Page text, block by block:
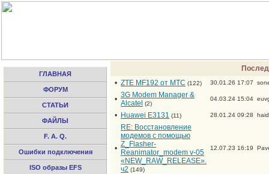
ГЛАВНАЯ
ФОРУМ
СТАТЬИ
ФАЙЛЫ
F. A. Q.
Ошибки подключения
ISO образы EFS
• ZTE MF192 от МТС (122) 30.01.26 17:07
• 3G Modem Manager &
Alcatel
(2)
04.03.24 15:04
• Huawei E3131 (11) 28.01.24 09:28
•
RE: Восстановление
модемов с помощью
Z_Flasher-
Reanimator_modem v-05
«NEW_RAW_RELEASE».
ч2 (149)
12.07.23 16:19